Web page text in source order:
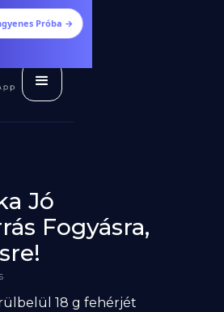
Próba →
Jó
Fogyásra,
18 g fehérjét